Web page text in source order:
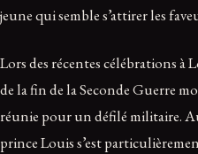
jeune qui semble s’attirer les
Lors des récentes célébrations à
de la fin de la Seconde Guerre
réunie pour un défilé militaire.
prince Louis s’est